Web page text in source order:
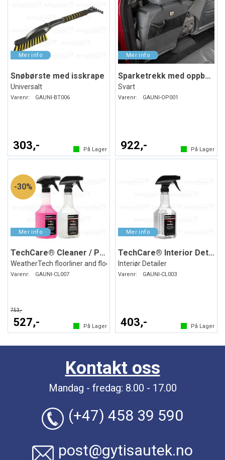
Snøbørste med isskrape
Universalt
Varenr: GAUNI-BT006
303,- På Lager
Sparketrekk med oppbevaring
Svart
Varenr: GAUNI-OP001
922,- På Lager
30%
TechCare® Cleaner / Protector
WeatherTech floorliner and floormat
Varenr: GAUNI-CL007
753,-
527,- På Lager
TechCare® Interior Detailer
Interiør Detailer
Varenr: GAUNI-CL003
403,- På Lager
Kontakt oss
Mandag - fredag: 8.00 - 17.00
(+47) 458 39 590
post@gytisautek.no